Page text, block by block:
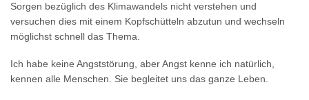
Sorgen bezüglich des Klimawandels nicht verstehen und
versuchen dies mit einem Kopfschütteln abzutun und wechseln
möglichst schnell das Thema.
Ich habe keine Angststörung, aber Angst kenne ich natürlich,
kennen alle Menschen. Sie begleitet uns das ganze Leben.